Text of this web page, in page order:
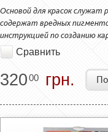
Основой для красок служат
содержат вредных
инструкцией по созданию
Сравнить
32000 грн.